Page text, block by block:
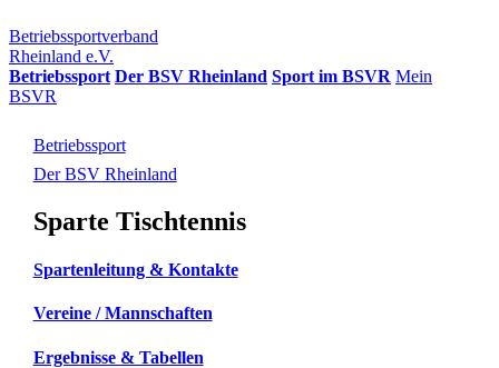
Betriebssportverband
Rheinland e.V.
Betriebssport Der BSV Rheinland Sport im BSVR Mein
BSVR
Betriebssport
Der BSV Rheinland
Sparte Tischtennis
Spartenleitung & Kontakte
Vereine / Mannschaften
Ergebnisse & Tabellen